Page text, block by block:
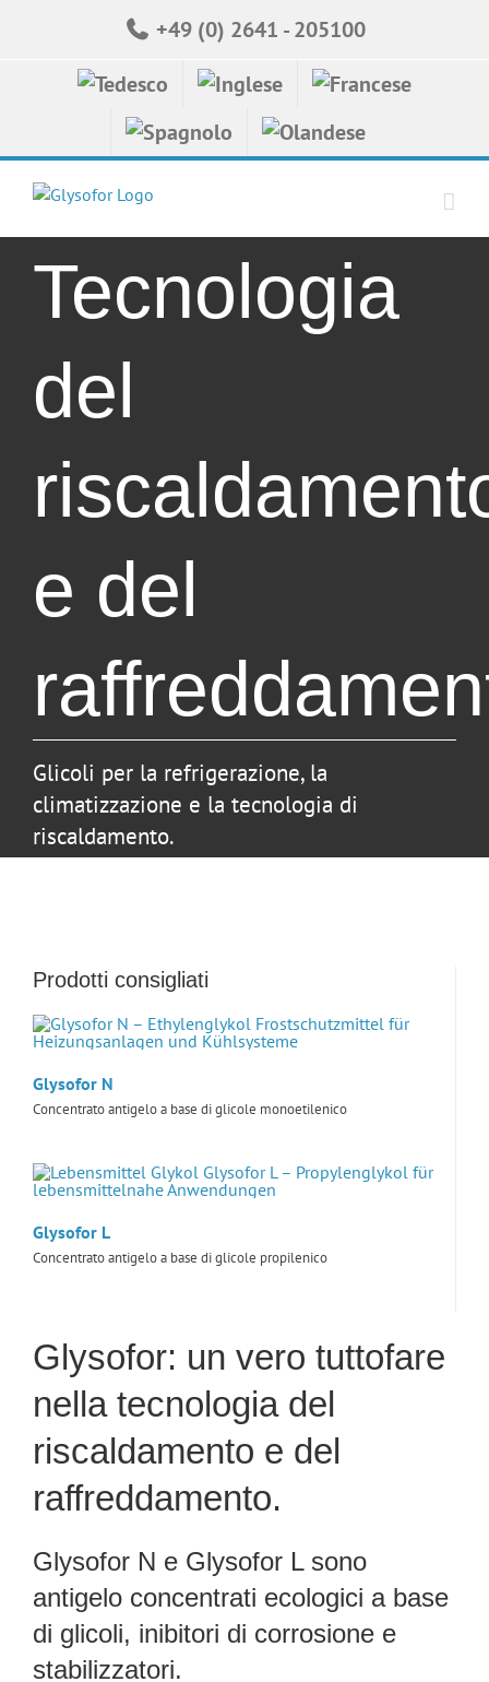
+49 (0) 2641 - 205100
Tecnologia
del
e del
Glicoli per la refrigerazione, la
climatizzazione e la tecnologia di
riscaldamento.
Prodotti consigliati
Glysofor N
Concentrato antigelo a base di glicole monoetilenico
Glysofor L
Concentrato antigelo a base di glicole propilenico
Glysofor: un vero tuttofare
nella tecnologia del
riscaldamento e del
raffreddamento.
Glysofor N e Glysofor L sono
antigelo concentrati ecologici a base
di glicoli, inibitori di corrosione e
stabilizzatori.